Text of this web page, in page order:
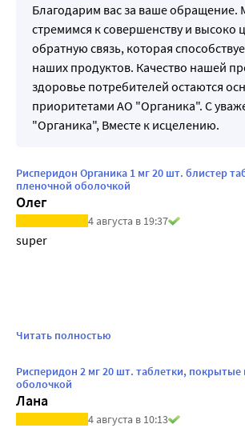
Благодарим вас за ваше обращение.
стремимся к совершенству и высоко
обратную связь, которая
наших продуктов. Качество нашей
здоровье потребителей остаются
приоритетами АО "Органика". С
"Органика", Вместе к исцелению.
Рисперидон Органика 1 мг 20 шт. блистер
пленочной оболочкой
Олег
4 августа в 19:37
super
Читать полностью
Рисперидон 2 мг 20 шт. таблетки, покрытые
оболочкой
Лана
4 августа в 10:13